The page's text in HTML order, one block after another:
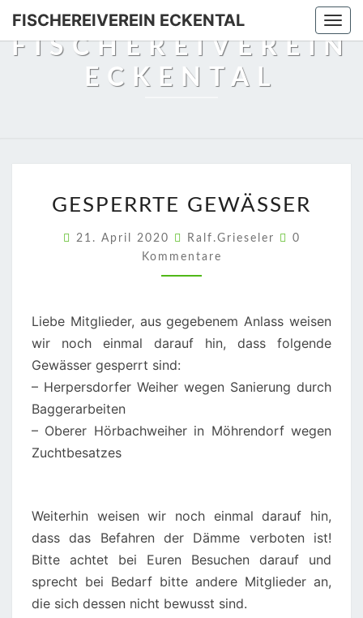
Skip
content
FISCHEREIVEREIN ECKENTAL
FISCHEREIVEREIN
ECKENTAL
GEWÄSSER
GESPERRTE GEWÄSSER
21. April 2020 Ralf.Grieseler
0
Kommentare
Liebe Mitglieder, aus gegebenem Anlass weisen
wir noch einmal darauf hin, dass folgende
Gewässer gesperrt sind:
– Herpersdorfer Weiher wegen Sanierung durch
Baggerarbeiten
– Oberer Hörbachweiher in Möhrendorf wegen
Zuchtbesatzes
Weiterhin weisen wir noch einmal darauf hin,
dass das Befahren der Dämme verboten ist!
Bitte achtet bei Euren Besuchen darauf und
sprecht bei Bedarf bitte andere Mitglieder an,
die sich dessen nicht bewusst sind.